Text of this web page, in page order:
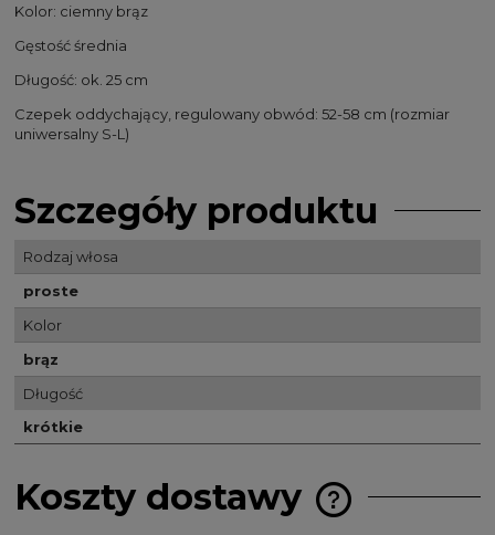
Kolor: ciemny brąz
Gęstość średnia
Długość: ok. 25 cm
Czepek oddychający, regulowany obwód: 52-58 cm (rozmiar
uniwersalny S-L)
Szczegóły produktu
Rodzaj włosa
proste
Kolor
brąz
Długość
krótkie
Koszty dostawy
Cena nie zawiera